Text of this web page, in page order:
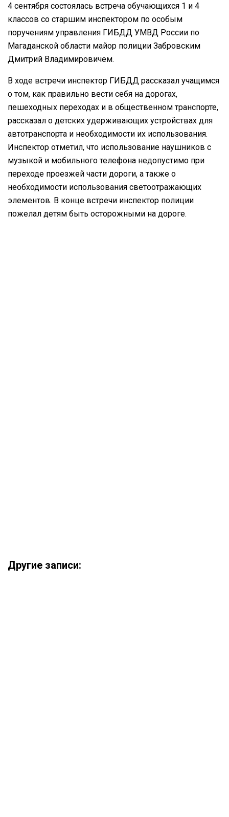
4 сентября состоялась встреча обучающихся 1 и 4
классов со старшим инспектором по особым
поручениям управления ГИБДД УМВД России по
Магаданской области майор полиции Забровским
Дмитрий Владимировичем.
В ходе встречи инспектор ГИБДД рассказал учащимся
о том, как правильно вести себя на дорогах,
пешеходных переходах и в общественном транспорте,
рассказал о детских удерживающих устройствах для
автотранспорта и необходимости их использования.
Инспектор отметил, что использование наушников с
музыкой и мобильного телефона недопустимо при
переходе проезжей части дороги, а также о
необходимости использования светоотражающих
элементов. В конце встречи инспектор полиции
пожелал детям быть осторожными на дороге.
Другие записи: